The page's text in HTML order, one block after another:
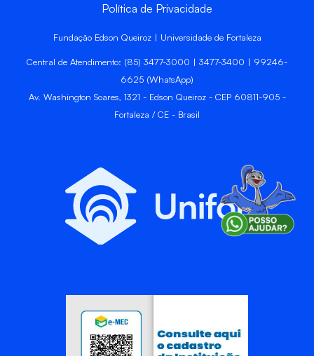
Política de Privacidade
Fundação Edson Queiroz | Universidade de Fortaleza
Central de Atendimento: (85) 3477-3000 | 3477-3400 | 99246-
6625 (WhatsApp)
Av. Washington Soares, 1321 - Edson Queiroz - CEP 60811-905 -
Fortaleza / CE - Brasil